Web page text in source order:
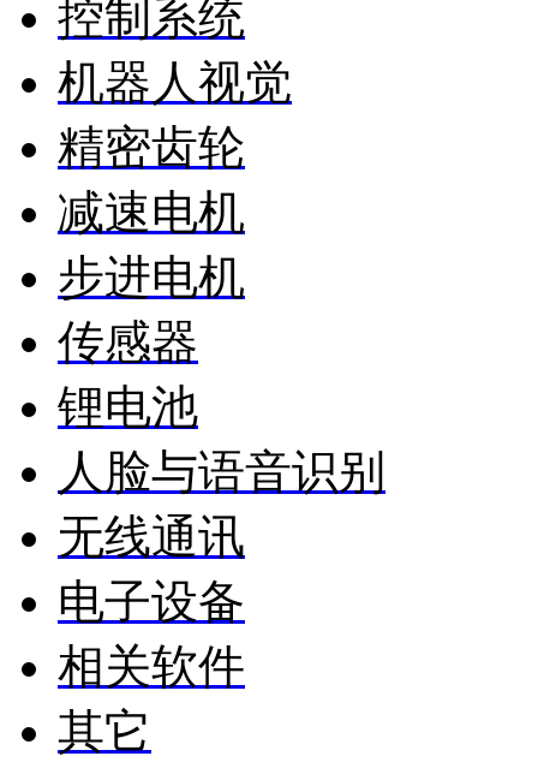
控制系统
机器人视觉
精密齿轮
减速电机
步进电机
传感器
锂电池
人脸与语音识别
无线通讯
电子设备
相关软件
其它